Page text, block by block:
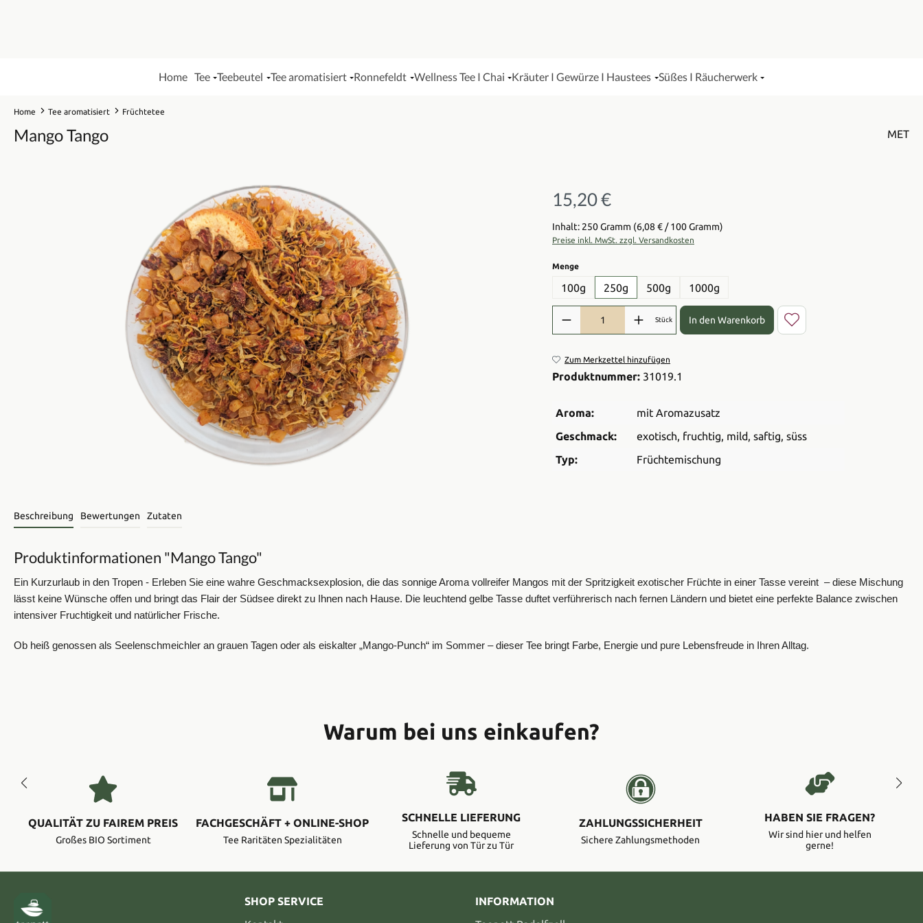
Home Tee Teebeutel Tee aromatisiert Ronnefeldt Wellness Tee I Chai Kräuter I Gewürze I Haustees Süßes I Räucherwerk
Home Tee aromatisiert Früchtetee
Mango Tango MET
Regulärer Preis:
15,20 €
Inhalt: 250 Gramm (6,08 € / 100 Gramm)
Preise inkl. MwSt. zzgl. Versandkosten
Mengeauswählen
100g 250g 500g 1000g
Produkt Anzahl: Gib den gewünschten Wert ein oder benutze die
Stück In den Warenkorb
Zum Merkzettel hinzufügen
Produktnummer: 31019.1
Aroma:
mit Aromazusatz
Geschmack:
exotisch, fruchtig, mild, saftig, süss
Typ:
Früchtemischung
Beschreibung Bewertungen Zutaten
Produktinformationen "Mango Tango"
Ein Kurzurlaub in den Tropen - Erleben Sie eine wahre Geschmacksexplosion, die das sonnige Aroma vollreifer Mangos mit der Spritzigkeit exotischer Früchte in einer Tasse vereint – diese Mischung
lässt keine Wünsche offen und bringt das Flair der Südsee direkt zu Ihnen nach Hause. Die leuchtend gelbe Tasse duftet verführerisch nach fernen Ländern und bietet eine perfekte Balance zwischen
intensiver Fruchtigkeit und natürlicher Frische.
Ob heiß genossen als Seelenschmeichler an grauen Tagen oder als eiskalter „Mango-Punch“ im Sommer – dieser Tee bringt Farbe, Energie und pure Lebensfreude in Ihren Alltag.
Warum bei uns einkaufen?
QUALITÄT ZU FAIREM PREIS
Großes BIO Sortiment
FACHGESCHÄFT + ONLINE-SHOP
Tee Raritäten Spezialitäten
SCHNELLE LIEFERUNG
Schnelle und bequeme
Lieferung von Tür zu Tür
ZAHLUNGSSICHERHEIT
Sichere Zahlungsmethoden
HABEN SIE FRAGEN?
Wir sind hier und helfen
gerne!
SHOP SERVICE
INFORMATION